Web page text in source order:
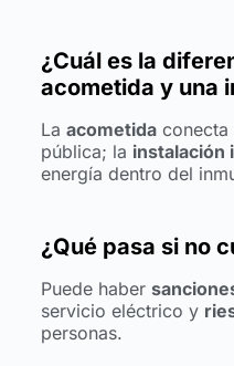
¿Cuál es la
acometida y una
La acometidaconecta
pública; la instalación
energía dentro del
¿Qué pasa si no
Puede haber
servicio eléctrico y
personas.